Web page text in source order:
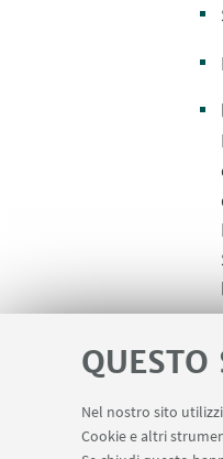
Nel nostro sito
Cookie e altri